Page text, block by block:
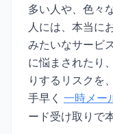
多い人や、色々
人には、本当に
みたいなサービ
に悩まされたり
りするリスクを
手早く 一時メー
ード受け取りで